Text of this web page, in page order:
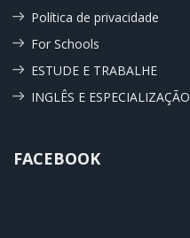
Política de privacidade
For Schools
ESTUDE E TRABALHE
INGLÊS E ESPECIALIZAÇÃO
FACEBOOK